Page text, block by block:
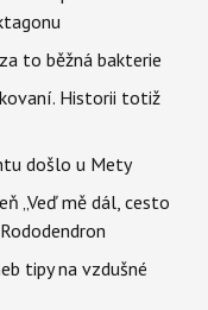
to běžná bakterie
Historii totiž
došlo u Mety
„Veď mě dál, cesto
tipy na vzdušné